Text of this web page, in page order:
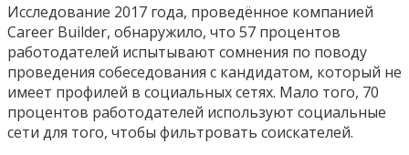
Исследование 2017 года, проведённое компанией
Career Builder, обнаружило, что 57 процентов
работодателей испытывают сомнения по поводу
проведения собеседования с кандидатом, который не
имеет профилей в социальных сетях. Мало того, 70
процентов работодателей используют социальные
сети для того, чтобы фильтровать соискателей.